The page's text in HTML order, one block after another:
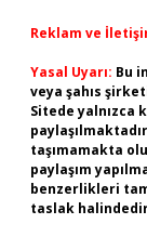
Reklam ve
Yasal Uyarı: Bu
veya şahıs
Sitede yalnızca
taşımamakta
paylaşım
benzerlikleri
taslak